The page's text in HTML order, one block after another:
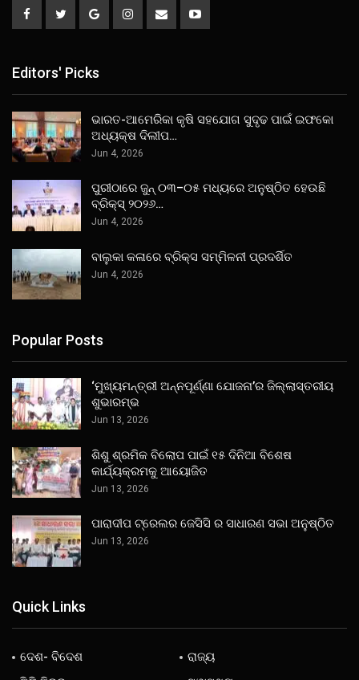
Editors' Picks
ଭାରତ-ଆମେରିକା କୃଷି ସହଯୋଗ ସୁଦୃଢ ପାଇଁ ଇଫକୋ
ଅଧ୍ୟକ୍ଷ ଦିଲୀପ…
Jun 4, 2026
ପୁରୀଠାରେ ଜୁନ୍ ୦୩–୦୫ ମଧ୍ୟରେ ଅନୁଷ୍ଠିତ ହେଉଛି
ବ୍ରିକ୍ସ୍ ୨୦୨୬…
Jun 4, 2026
ବାଲୁକା କଳାରେ ବ୍ରିକ୍ସ ସମ୍ମିଳନୀ ପ୍ରଦର୍ଶିତ
Jun 4, 2026
Popular Posts
‘ମୁଖ୍ୟମନ୍ତ୍ରୀ ଅନ୍ନପୂର୍ଣ୍ଣା ଯୋଜନା’ର ଜିଲ୍ଲାସ୍ତରୀୟ
ଶୁଭାରମ୍ଭ
Jun 13, 2026
ଶିଶୁ ଶ୍ରମିକ ବିଲୋପ ପାଇଁ ୧୫ ଦିନିଆ ବିଶେଷ
କାର୍ଯ୍ୟକ୍ରମକୁ ଆୟୋଜିତ
Jun 13, 2026
ପାରାଦୀପ ଟ୍ରେଲର ଜେସିସି ର ସାଧାରଣ ସଭା ଅନୁଷ୍ଠିତ
Jun 13, 2026
Quick Links
ଦେଶ- ବିଦେଶ
ରାଜ୍ୟ